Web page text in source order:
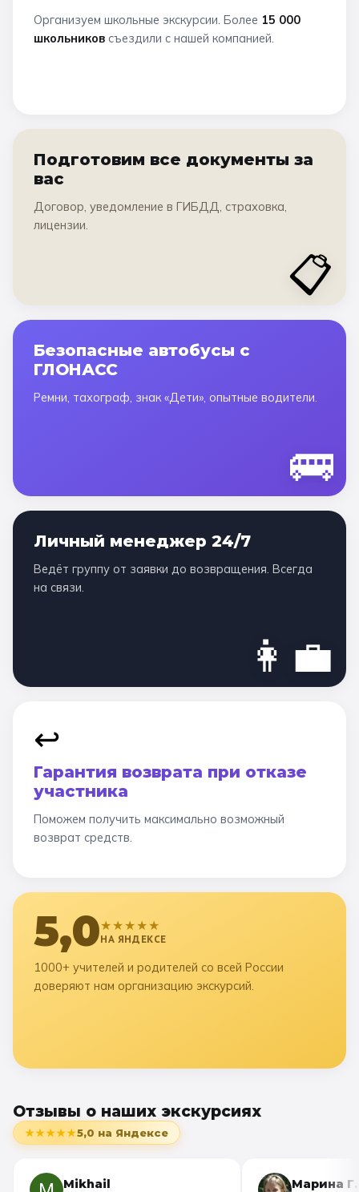
Организуем школьные экскурсии. Более 15 000
школьников съездили с нашей компанией.
Подготовим все документы за
вас
Договор, уведомление в ГИБДД, страховка,
лицензии.
📋
Безопасные автобусы с
ГЛОНАСС
Ремни, тахограф, знак «Дети», опытные водители.
🚌
Личный менеджер 24/7
Ведёт группу от заявки до возвращения. Всегда
на связи.
👩‍💼
↩️
Гарантия возврата при отказе
участника
Поможем получить максимально возможный
возврат средств.
5,0★★★★★
НА ЯНДЕКСЕ
1000+ учителей и родителей со всей России
доверяют нам организацию экскурсий.
Отзывы о наших экскурсиях
★★★★★5,0 на Яндексе
Mikhail Марина Г.